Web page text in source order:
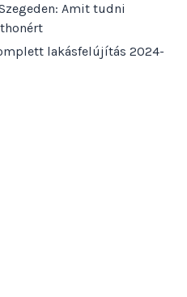
Amit tudni
lakásfelújítás 2024-